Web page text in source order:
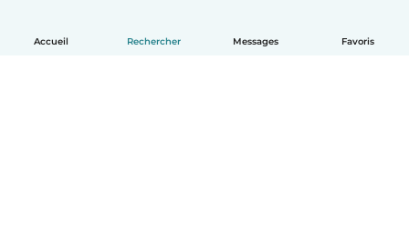
Accueil Rechercher Messages Favoris